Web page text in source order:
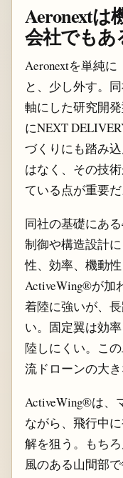
Aeronextは
会社でもあ
Aeronextを単純
と、少し外す。
軸にした研究開
にNEXT
づくりにも踏み
はなく、その技
ている点が重要だ
同社の基礎にあ
制御や構造設計
性、効率、機動
ActiveWing®が加
着陸に強いが、
い。固定翼は効
陸しにくい。こ
流ドローンの大き
ActiveWing®は、
ながら、飛行中
解を狙う。もち
風のある山間部